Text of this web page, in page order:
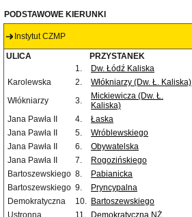
PODSTAWOWE KIERUNKI
Instytut CZMP
ULICA PRZYSTANEK
1.
Dw. Łódź Kaliska
Karolewska
2. Włókniarzy (Dw. Ł. Kaliska)
Włókniarzy
3.
Mickiewicza (Dw. Ł.
Kaliska)
Jana Pawła II 4. Łaska
Jana Pawła II
5. Wróblewskiego
Jana Pawła II
6. Obywatelska
Jana Pawła II
7. Rogozińskiego
Bartoszewskiego 8.
Pabianicka
Bartoszewskiego 9. Pryncypalna
Demokratyczna
10. Bartoszewskiego
Ustronna
11. Demokratyczna NŻ